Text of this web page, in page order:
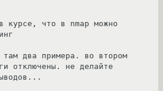
курсе, что в nmap можно
два примера. во втором
отключены. не делайте